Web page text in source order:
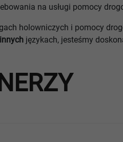
na usługi pomocy
holowniczych i pomocy
językach, jesteśmy